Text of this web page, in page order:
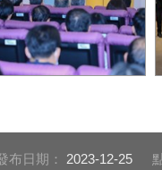
願檢視報告2.0」
布日期： 2023-12-25